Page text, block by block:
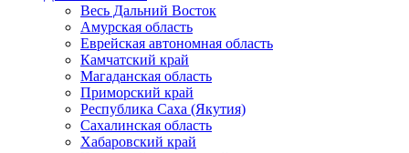
Весь Дальний Восток
Амурская область
Еврейская автономная область
Камчатский край
Магаданская область
Приморский край
Республика Саха (Якутия)
Сахалинская область
Хабаровский край